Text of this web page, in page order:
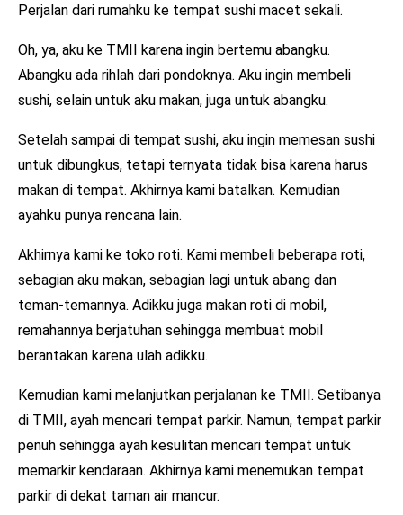
Perjalan dari rumahku ke tempat sushi macet sekali.
Oh, ya, aku ke TMII karena ingin bertemu abangku.
Abangku ada rihlah dari pondoknya. Aku ingin membeli
sushi, selain untuk aku makan, juga untuk abangku.
Setelah sampai di tempat sushi, aku ingin memesan sushi
untuk dibungkus, tetapi ternyata tidak bisa karena harus
makan di tempat. Akhirnya kami batalkan. Kemudian
ayahku punya rencana lain.
Akhirnya kami ke toko roti. Kami membeli beberapa roti,
sebagian aku makan, sebagian lagi untuk abang dan
teman-temannya. Adikku juga makan roti di mobil,
remahannya berjatuhan sehingga membuat mobil
berantakan karena ulah adikku.
Kemudian kami melanjutkan perjalanan ke TMII. Setibanya
di TMII, ayah mencari tempat parkir. Namun, tempat parkir
penuh sehingga ayah kesulitan mencari tempat untuk
memarkir kendaraan. Akhirnya kami menemukan tempat
parkir di dekat taman air mancur.